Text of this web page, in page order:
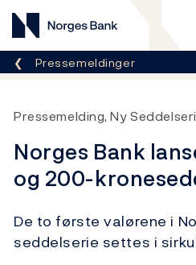
Norges Bank
Her er du nå:
Pressemeldinger
Pressemelding, Ny
Norges Bank
og 200-
De to første valørene i
seddelserie settes i